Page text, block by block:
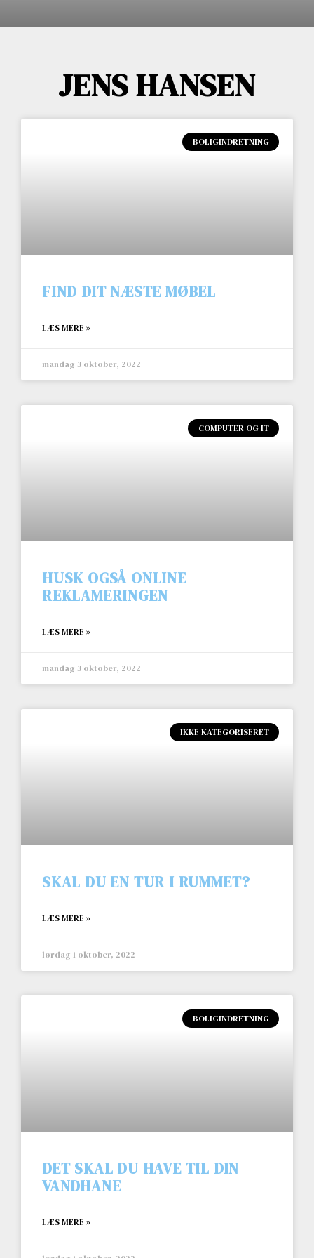
JENS HANSEN
BOLIGINDRETNING
FIND DIT NÆSTE MØBEL
LÆS MERE »
mandag 3 oktober, 2022
COMPUTER OG IT
HUSK OGSÅ ONLINE
REKLAMERINGEN
LÆS MERE »
mandag 3 oktober, 2022
IKKE KATEGORISERET
SKAL DU EN TUR I RUMMET?
LÆS MERE »
lørdag 1 oktober, 2022
BOLIGINDRETNING
DET SKAL DU HAVE TIL DIN
VANDHANE
LÆS MERE »